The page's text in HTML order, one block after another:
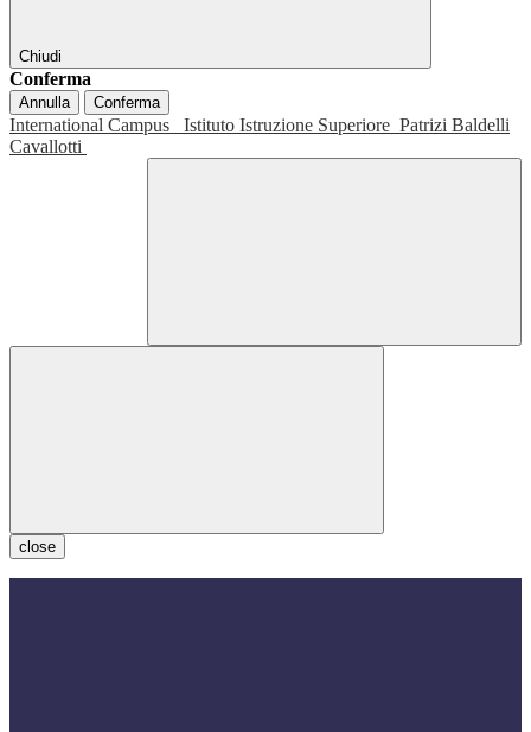
Chiudi
Conferma
Annulla Conferma
International Campus Istituto Istruzione Superiore Patrizi Baldelli
Cavallotti
close